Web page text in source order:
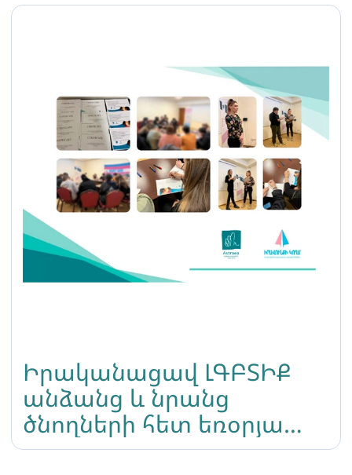
Իրականացավ ԼԳԲՏԻՔ
անձանց և նրանց
ծնողների հետ եռօրյա
հանդիպումը